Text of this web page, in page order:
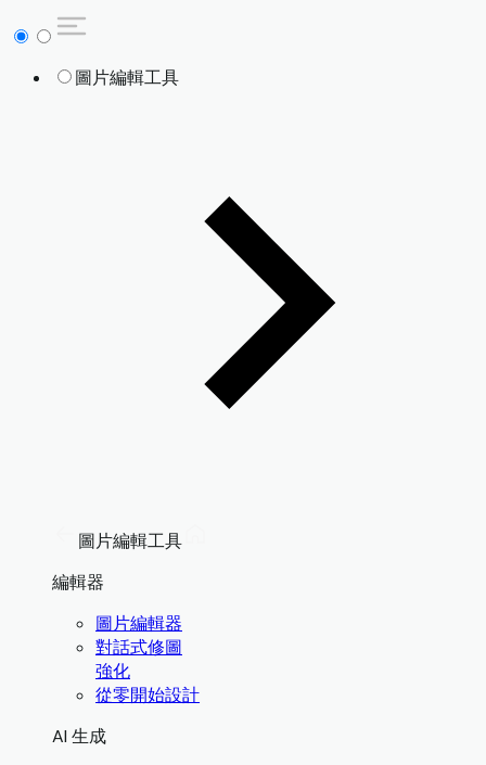
圖片編輯工具
圖片編輯工具
編輯器
圖片編輯器
對話式修圖
強化
從零開始設計
AI 生成